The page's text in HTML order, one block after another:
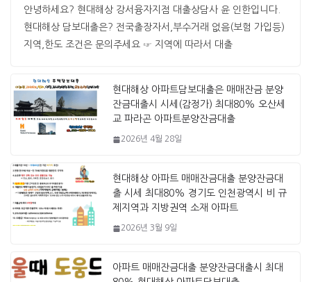
안녕하세요? 현대해상 강서융자지점 대출상담사 윤 인한입니다. ​ ​
현대해상 담보대출은? 전국출장자서,부수거래 없음(보험 가입등)
지역,한도 조건은 문의주세요 ☞ 지역에 따라서 대출
현대해상 아파트담보대출은 매매잔금 분양
잔금대출시 시세(감정가) 최대80% 오산세
교 파라곤 아파트분양잔금대출
2026년 4월 28일
현대해상 아파트 매매잔금대출 분양잔금대
출 시세 최대80% 경기도 인천광역시 비 규
제지역과 지방권역 소재 아파트
2026년 3월 9일
아파트 매매잔금대출 분양잔금대출시 최대